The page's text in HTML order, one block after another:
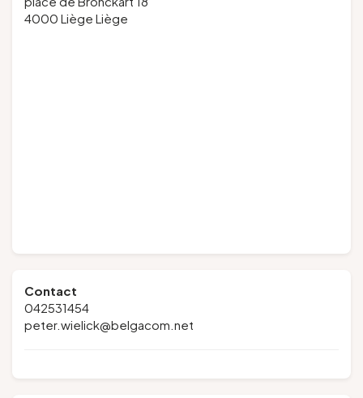
4000 Liège Liège
Contact
042531454
peter.wielick@belgacom.net